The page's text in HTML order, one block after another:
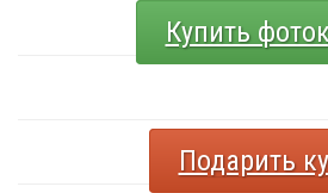
Купить
Подарить